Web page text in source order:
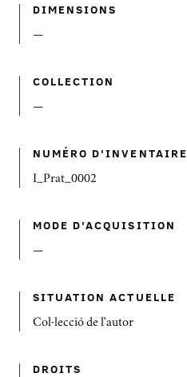
DIMENSIONS
—
COLLECTION
—
NUMÉRO D'INVENTAIRE
I_Prat_0002
MODE D'ACQUISITION
—
SITUATION ACTUELLE
Col·lecció de l'autor
DROITS